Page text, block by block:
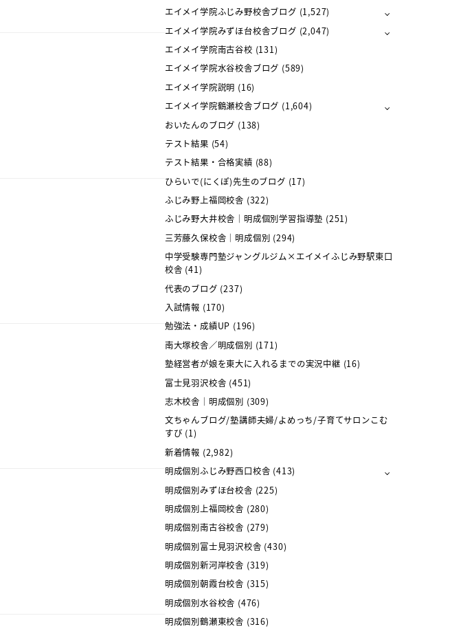
エイメイ学院ふじみ野校舎ブログ (1,527)
エイメイ学院みずほ台校舎ブログ (2,047)
エイメイ学院南古谷校 (131)
エイメイ学院水谷校舎ブログ (589)
エイメイ学院説明 (16)
エイメイ学院鶴瀬校舎ブログ (1,604)
おいたんのブログ (138)
テスト結果 (54)
テスト結果・合格実績 (88)
ひらいで(にくぽ)先生のブログ (17)
ふじみ野上福岡校舎 (322)
ふじみ野大井校舎｜明成個別学習指導塾 (251)
三芳藤久保校舎｜明成個別 (294)
中学受験専門塾ジャングルジム×エイメイふじみ野駅東口
校舎 (41)
代表のブログ (237)
入試情報 (170)
勉強法・成績UP (196)
南大塚校舎／明成個別 (171)
塾経営者が娘を東大に入れるまでの実況中継 (16)
富士見羽沢校舎 (451)
志木校舎｜明成個別 (309)
文ちゃんブログ/塾講師夫婦/よめっち/子育てサロンこむ
すび (1)
新着情報 (2,982)
明成個別ふじみ野西口校舎 (413)
明成個別みずほ台校舎 (225)
明成個別上福岡校舎 (280)
明成個別南古谷校舎 (279)
明成個別富士見羽沢校舎 (430)
明成個別新河岸校舎 (319)
明成個別朝霞台校舎 (315)
明成個別水谷校舎 (476)
明成個別鶴瀬東校舎 (316)